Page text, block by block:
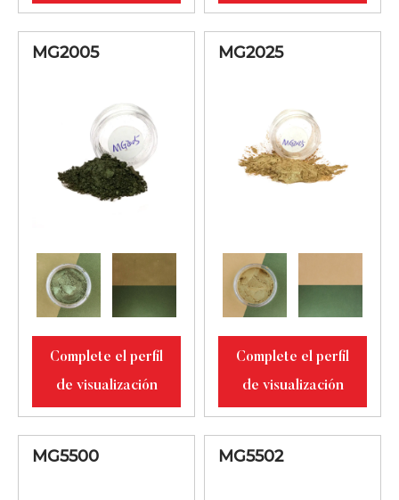
MG2005
Complete el perfil
de visualización
MG2025
Complete el perfil
de visualización
MG5500 MG5502